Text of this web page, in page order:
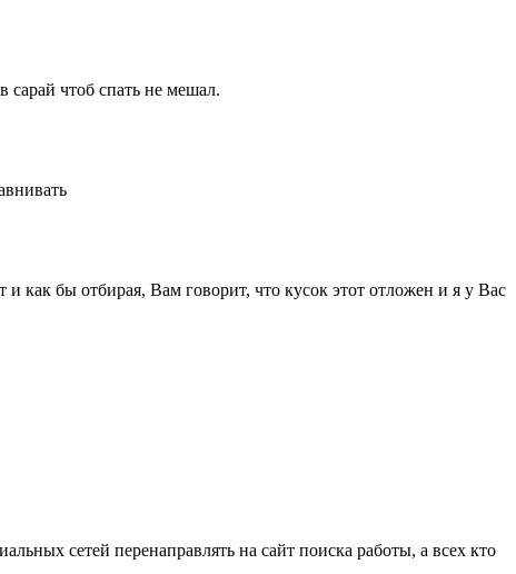
сарай чтоб спать не мешал.
как бы отбирая, Вам говорит, что кусок этот отложен и я у Вас
сетей перенаправлять на сайт поиска работы, а всех кто